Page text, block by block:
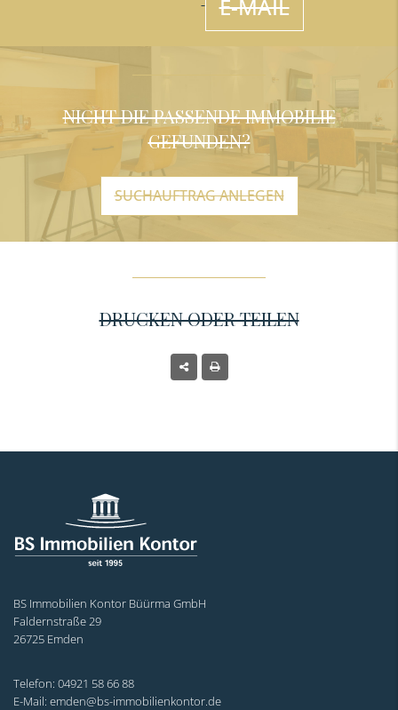
E-MAIL
NICHT DIE PASSENDE IMMOBILIE
GEFUNDEN?
SUCHAUFTRAG ANLEGEN
DRUCKEN ODER TEILEN
BS Immobilien Kontor Büürma GmbH
Faldernstraße 29
26725 Emden
Telefon: 04921 58 66 88
E-Mail: emden@bs-immobilienkontor.de